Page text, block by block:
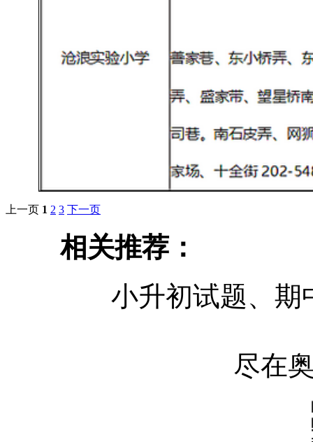
上一页 1 2 3 下一页
相关推荐：
小升初试题、期
尽在